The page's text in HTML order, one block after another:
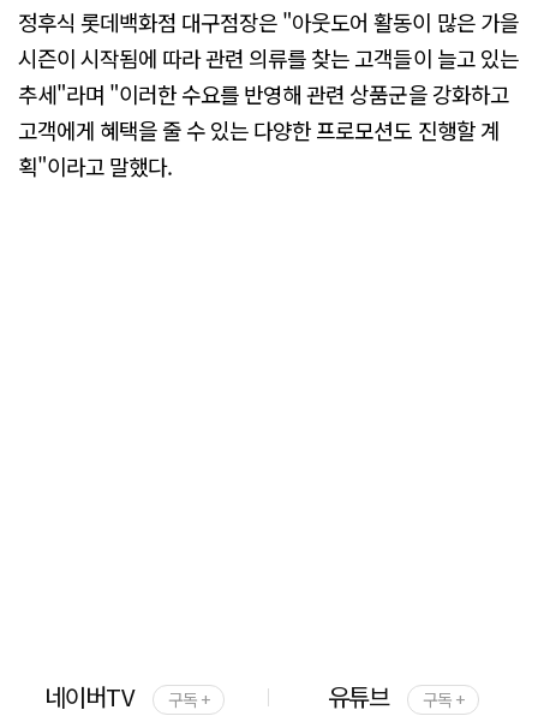
정후식 롯데백화점 대구점장은 "아웃도어 활동이 많은 가을
시즌이 시작됨에 따라 관련 의류를 찾는 고객들이 늘고 있는
추세"라며 "이러한 수요를 반영해 관련 상품군을 강화하고
고객에게 혜택을 줄 수 있는 다양한 프로모션도 진행할 계
획"이라고 말했다.
네이버TV 구독 + 유튜브 구독 +